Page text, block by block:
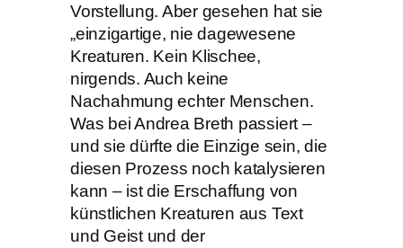
Vorstellung. Aber gesehen hat sie
„einzigartige, nie dagewesene
Kreaturen. Kein Klischee,
nirgends. Auch keine
Nachahmung echter Menschen.
Was bei Andrea Breth passiert –
und sie dürfte die Einzige sein, die
diesen Prozess noch katalysieren
kann – ist die Erschaffung von
künstlichen Kreaturen aus Text
und Geist und der